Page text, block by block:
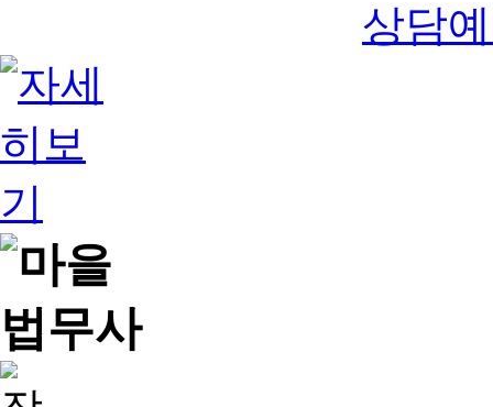
상담